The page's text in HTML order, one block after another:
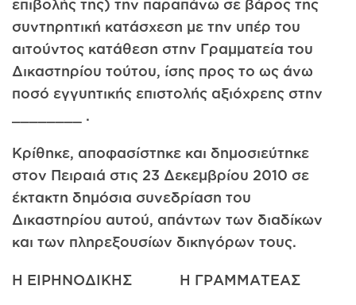
επιβολής της) την παραπάνω σε βάρος της
συντηρητική κατάσχεση με την υπέρ του
αιτούντος κατάθεση στην Γραμματεία του
Δικαστηρίου τούτου, ίσης προς το ως άνω
ποσό εγγυητικής επιστολής αξιόχρεης στην
________ .
Κρίθηκε, αποφασίστηκε και δημοσιεύτηκε
στον Πειραιά στις 23 Δεκεμβρίου 2010 σε
έκτακτη δημόσια συνεδρίαση του
Δικαστηρίου αυτού, απάντων των διαδίκων
και των πληρεξουσίων δικηγόρων τους.
Η ΕΙΡΗΝΟΔΙΚΗΣ Η ΓΡΑΜΜΑΤΕΑΣ